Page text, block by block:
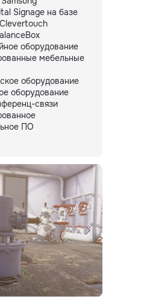
Signage на базе
оборудование
мебельные
оборудование
оборудование
связи
ПО